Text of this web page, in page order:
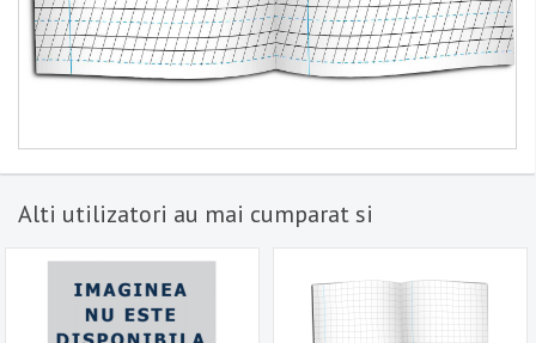
Alti utilizatori au mai cumparat si